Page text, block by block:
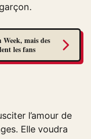
mais des
les fans
l’amour de
Elle voudra